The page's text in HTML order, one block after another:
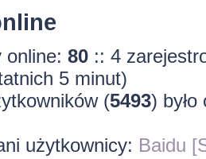
online: 80:: 4
5 minut)
(5493)
użytkownicy: Baidu